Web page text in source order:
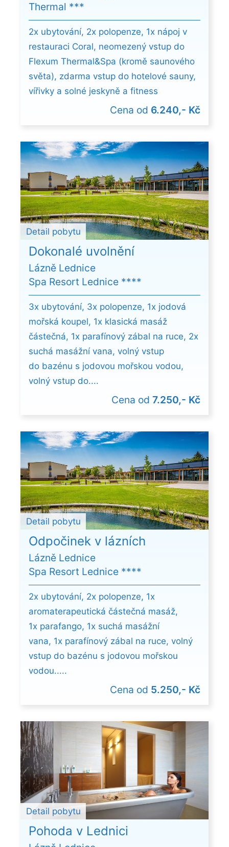
Thermal ***
2x ubytování, 2x polopenze, 1x nápoj v
restauraci Coral, neomezený vstup do
Flexum Thermal&Spa (kromě saunového
světa), zdarma vstup do hotelové sauny,
vířivky a solné jeskyně a fitness
Cena od 6.240,- Kč
Dokonalé uvolnění
Lázně Lednice
Spa Resort Lednice ****
3x ubytování, 3x polopenze, 1x jodová
mořská koupel, 1x klasická masáž
částečná, 1x parafínový zábal na ruce, 2x
suchá masážní vana, volný vstup
do bazénu s jodovou mořskou vodou,
volný vstup do....
Cena od 7.250,- Kč
Detail pobytu
Odpočinek v lázních
Lázně Lednice
Spa Resort Lednice ****
2x ubytování, 2x polopenze, 1x
aromaterapeutická částečná masáž,
1x parafango, 1x suchá masážní
vana, 1x parafínový zábal na ruce, volný
vstup do bazénu s jodovou mořskou
vodou.....
Cena od 5.250,- Kč
Detail pobytu
Pohoda v Lednici
Detail pobytu